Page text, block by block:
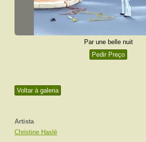
Voltar à galeria
Artista
Christine Haslé
Par une belle nuit
Pedir Preço